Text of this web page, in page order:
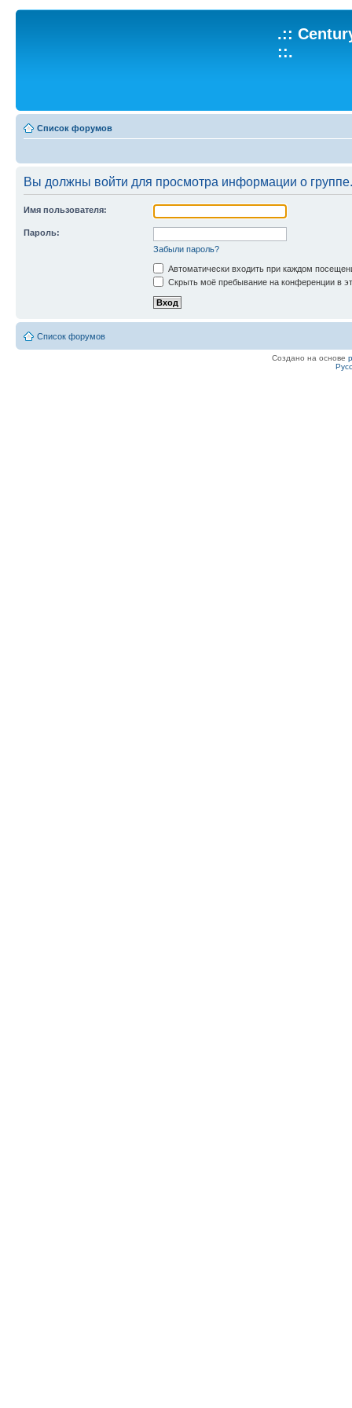
.::
::.
Список форумов
Вы должны войти для просмотра информации о группе.
Имя пользователя:
Пароль:
Забыли пароль?
Автоматически входить при каждом
Скрыть моё пребывание на конференции в
Список форумов
Создано на основе